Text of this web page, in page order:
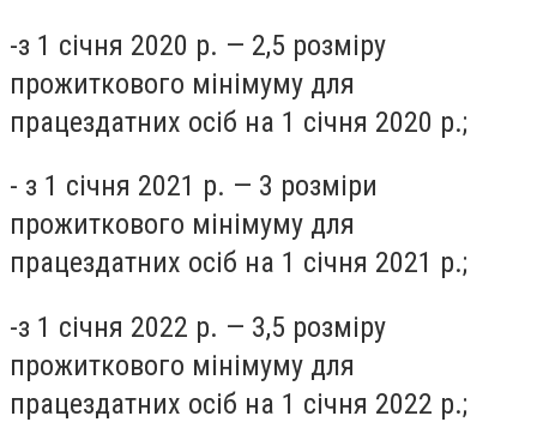
-з 1 січня 2020 р. — 2,5 розміру
прожиткового мінімуму для
працездатних осіб на 1 січня 2020 р.;
- з 1 січня 2021 р. — 3 розміри
прожиткового мінімуму для
працездатних осіб на 1 січня 2021 р.;
-з 1 січня 2022 р. — 3,5 розміру
прожиткового мінімуму для
працездатних осіб на 1 січня 2022 р.;